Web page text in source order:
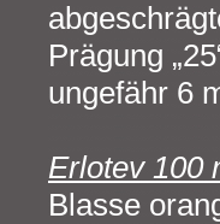
Prägung
ungefähr 6
Erlotev 100
Blasse